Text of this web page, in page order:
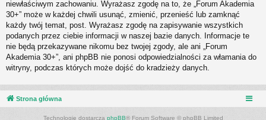
niewłaściwym zachowaniu. Wyrażasz zgodę na to, że „Forum Akademia
30+” może w każdej chwili usunąć, zmienić, przenieść lub zamknąć
każdy twój temat, post. Wyrażasz zgodę na zapisywanie wszystkich
podanych przez ciebie informacji w naszej bazie danych. Informacje te
nie będą przekazywane nikomu bez twojej zgody, ale ani „Forum
Akademia 30+”, ani phpBB nie ponosi odpowiedzialności za włamania do
witryny, podczas których może dojść do kradzieży danych.
Strona główna
Technologię dostarcza phpBB® Forum Software © phpBB Limited